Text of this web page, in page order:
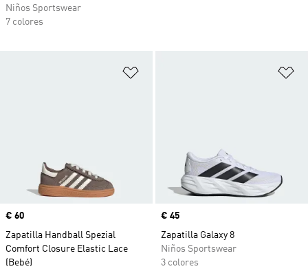
Niños Sportswear
7 colores
Precio
€ 60
Zapatilla Handball Spezial
Comfort Closure Elastic Lace
(Bebé)
Precio
€ 45
Zapatilla Galaxy 8
Niños Sportswear
3 colores